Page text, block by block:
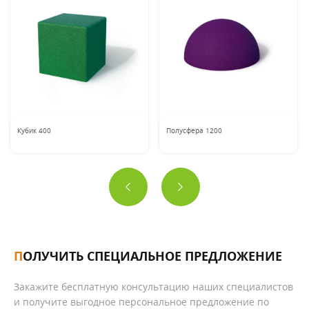
Кубик 400 Полусфера 1200
ПОЛУЧИТЬ СПЕЦИАЛЬНОЕ ПРЕДЛОЖЕНИЕ
Закажите бесплатную консультацию наших специалистов
и получите выгодное персональное предложение по